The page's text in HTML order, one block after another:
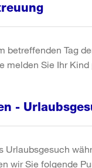
betreffenden Tag
melden Sie Ihr Kind
-
Urlaubsgesuch
wir Sie folgende